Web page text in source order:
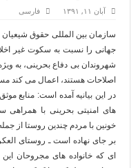
آبان ۱۱, ۱۳۹۱ فارسی
سازمان بین المللی حقوق
جهانی را نسبت به سکوت غیر
شهروندان بی دفاع بحرینی، به
اصلاحات هستند، اعمال می کند
در این بیانیه آمده است: منابع
های امنیتی بحرینی با
خونین با مردم چندین روستا از
بر جای نهاده است ـ روستای
ای که خانواده های مجروحان این